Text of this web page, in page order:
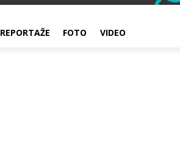
REPORTAŽE FOTO VIDEO